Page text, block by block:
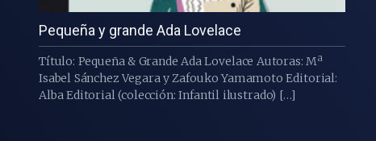
Pequeña y grande Ada Lovelace
Título: Pequeña & Grande Ada Lovelace Autoras: Mª
Isabel Sánchez Vegara y Zafouko Yamamoto Editorial:
Alba Editorial (colección: Infantil ilustrado) […]